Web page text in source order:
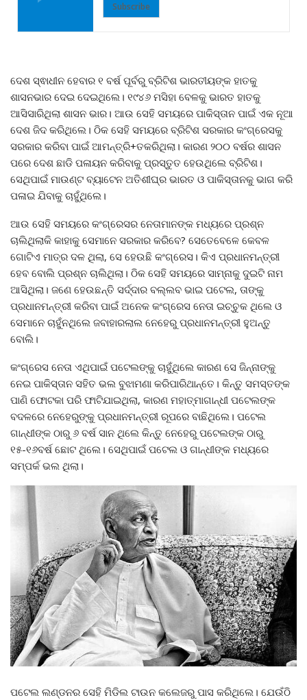
Subscribe
ଦେଶ ସ୍ଵାଧୀନ ହେବାର ୧ ବର୍ଷ ପୂର୍ବରୁ ବ୍ରିଟିଶ ଭାରତୀୟଙ୍କ ହାତକୁ
ଶାସନଭାର ଦେଇ ଦେଇଥିଲେ। ୧୯୪୬ ମସିହା ବେଳକୁ ଭାରତ ହାତକୁ
ଆସିସାରିଥିଲା ଶାସନ ଭାର। ଆଉ ସେହି ସମୟରେ ପାକିସ୍ତାନ ପାଇଁ ଏକ ନୂଆ
ଦେଶ ଜିଦ କରିଥିଲେ। ଠିକ ସେହି ସମୟରେ ବ୍ରିଟିଶ ସରକାର କଂଗ୍ରେସକୁ
ସରକାର କରିବା ପାଇଁ ଆମନ୍ତ୍ରି+ତକରିଥିଲା। କାରଣ ୨୦୦ ବର୍ଷର ଶାସନ
ପରେ ଦେଶ ଛାଡି ପଳାୟନ କରିବାକୁ ପ୍ରସ୍ତୁତ ହେଉଥିଲେ ବ୍ରିଟିଶ।
ସେଥିପାଇଁ ମାଉଣ୍ଟ ବ୍ୟାଟେନ ଅତିଶୀଘ୍ର ଭାରତ ଓ ପାକିସ୍ତାନକୁ ଭାଗ କରି
ପଳାଇ ଯିବାକୁ ଚାହୁଁଥିଲେ।
ଆଉ ସେହି ସମୟରେ କଂଗ୍ରେସର ନେତାମାନଙ୍କ ମଧ୍ୟରେ ପ୍ରଶ୍ନ
ଚାଲିଥିଲାକି କାହାକୁ ସେମାନେ ସରକାର କରିବେ? ସେତେବେଳେ କେବଳ
ଗୋଟିଏ ମାତ୍ର ଦଳ ଥିଲା, ସେ ହେଉଛି କଂଗ୍ରେସ। କିଏ ପ୍ରଧାନମନ୍ତ୍ରୀ
ହେବ ବୋଲି ପ୍ରଶ୍ନ ଚାଲିଥିଲା। ଠିକ ସେହି ସମୟରେ ସାମ୍ନାକୁ ଦୁଇଟି ନାମ
ଆସିଥିଲା। ଜଣେ ହେଉଛନ୍ତି ସର୍ଦ୍ଦାର ବଲ୍ଲବ ଭାଇ ପଟେଲ, ତାଙ୍କୁ
ପ୍ରଧାନମନ୍ତ୍ରୀ କରିବା ପାଇଁ ଅନେକ କଂଗ୍ରେସ ନେତା ଇଚ୍ଚୁକ ଥିଲେ ଓ
ସେମାନେ ଚାହୁଁନଥିଲେ ଜବାହାରଲାଲ ନେହେରୁ ପ୍ରଧାନମନ୍ତ୍ରୀ ହୁଅନ୍ତୁ
ବୋଲି।
କଂଗ୍ରେସ ନେତା ଏଥିପାଇଁ ପଟେଲଙ୍କୁ ଚାହୁଁଥିଲେ କାରଣ ସେ ଜିନ୍ନାଙ୍କୁ
ନେଇ ପାକିସ୍ତାନ ସହିତ ଭଲ ବୁଝାମଣା କରିପାରିଥାନ୍ତେ। କିନ୍ତୁ ସମସ୍ତଙ୍କ
ପାଣି ଫୋଟକା ପରି ଫାଟିଯାଇଥିଲା, କାରଣ ମହାତ୍ମାଗାନ୍ଧୀ ପଟେଲଙ୍କ
ବଦଳରେ ନେହେରୁଙ୍କୁ ପ୍ରଧାନମନ୍ତ୍ରୀ ରୂପରେ ବାଛିଥିଲେ। ପଟେଲ
ଗାନ୍ଧୀଙ୍କ ଠାରୁ ୬ ବର୍ଷ ସାନ ଥିଲେ କିନ୍ତୁ ନେହେରୁ ପଟେଲଙ୍କ ଠାରୁ
୧୫-୧୬ବର୍ଷ ଛୋଟ ଥିଲେ। ସେଥିପାଇଁ ପଟେଲ ଓ ଗାନ୍ଧୀଙ୍କ ମଧ୍ୟରେ
ସମ୍ପର୍କ ଭଲ ଥିଲା।
ପଟେଲ ଲଣ୍ଡନର ସେହି ମିଡିଲ ଟାଉନ କଲେଜରୁ ପାସ କରିଥିଲେ। ଯେଉଁଠି